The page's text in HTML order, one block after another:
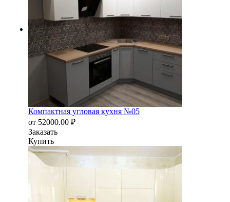
Компактная угловая кухня №05
от 52000.00 ₽
Заказать
Купить